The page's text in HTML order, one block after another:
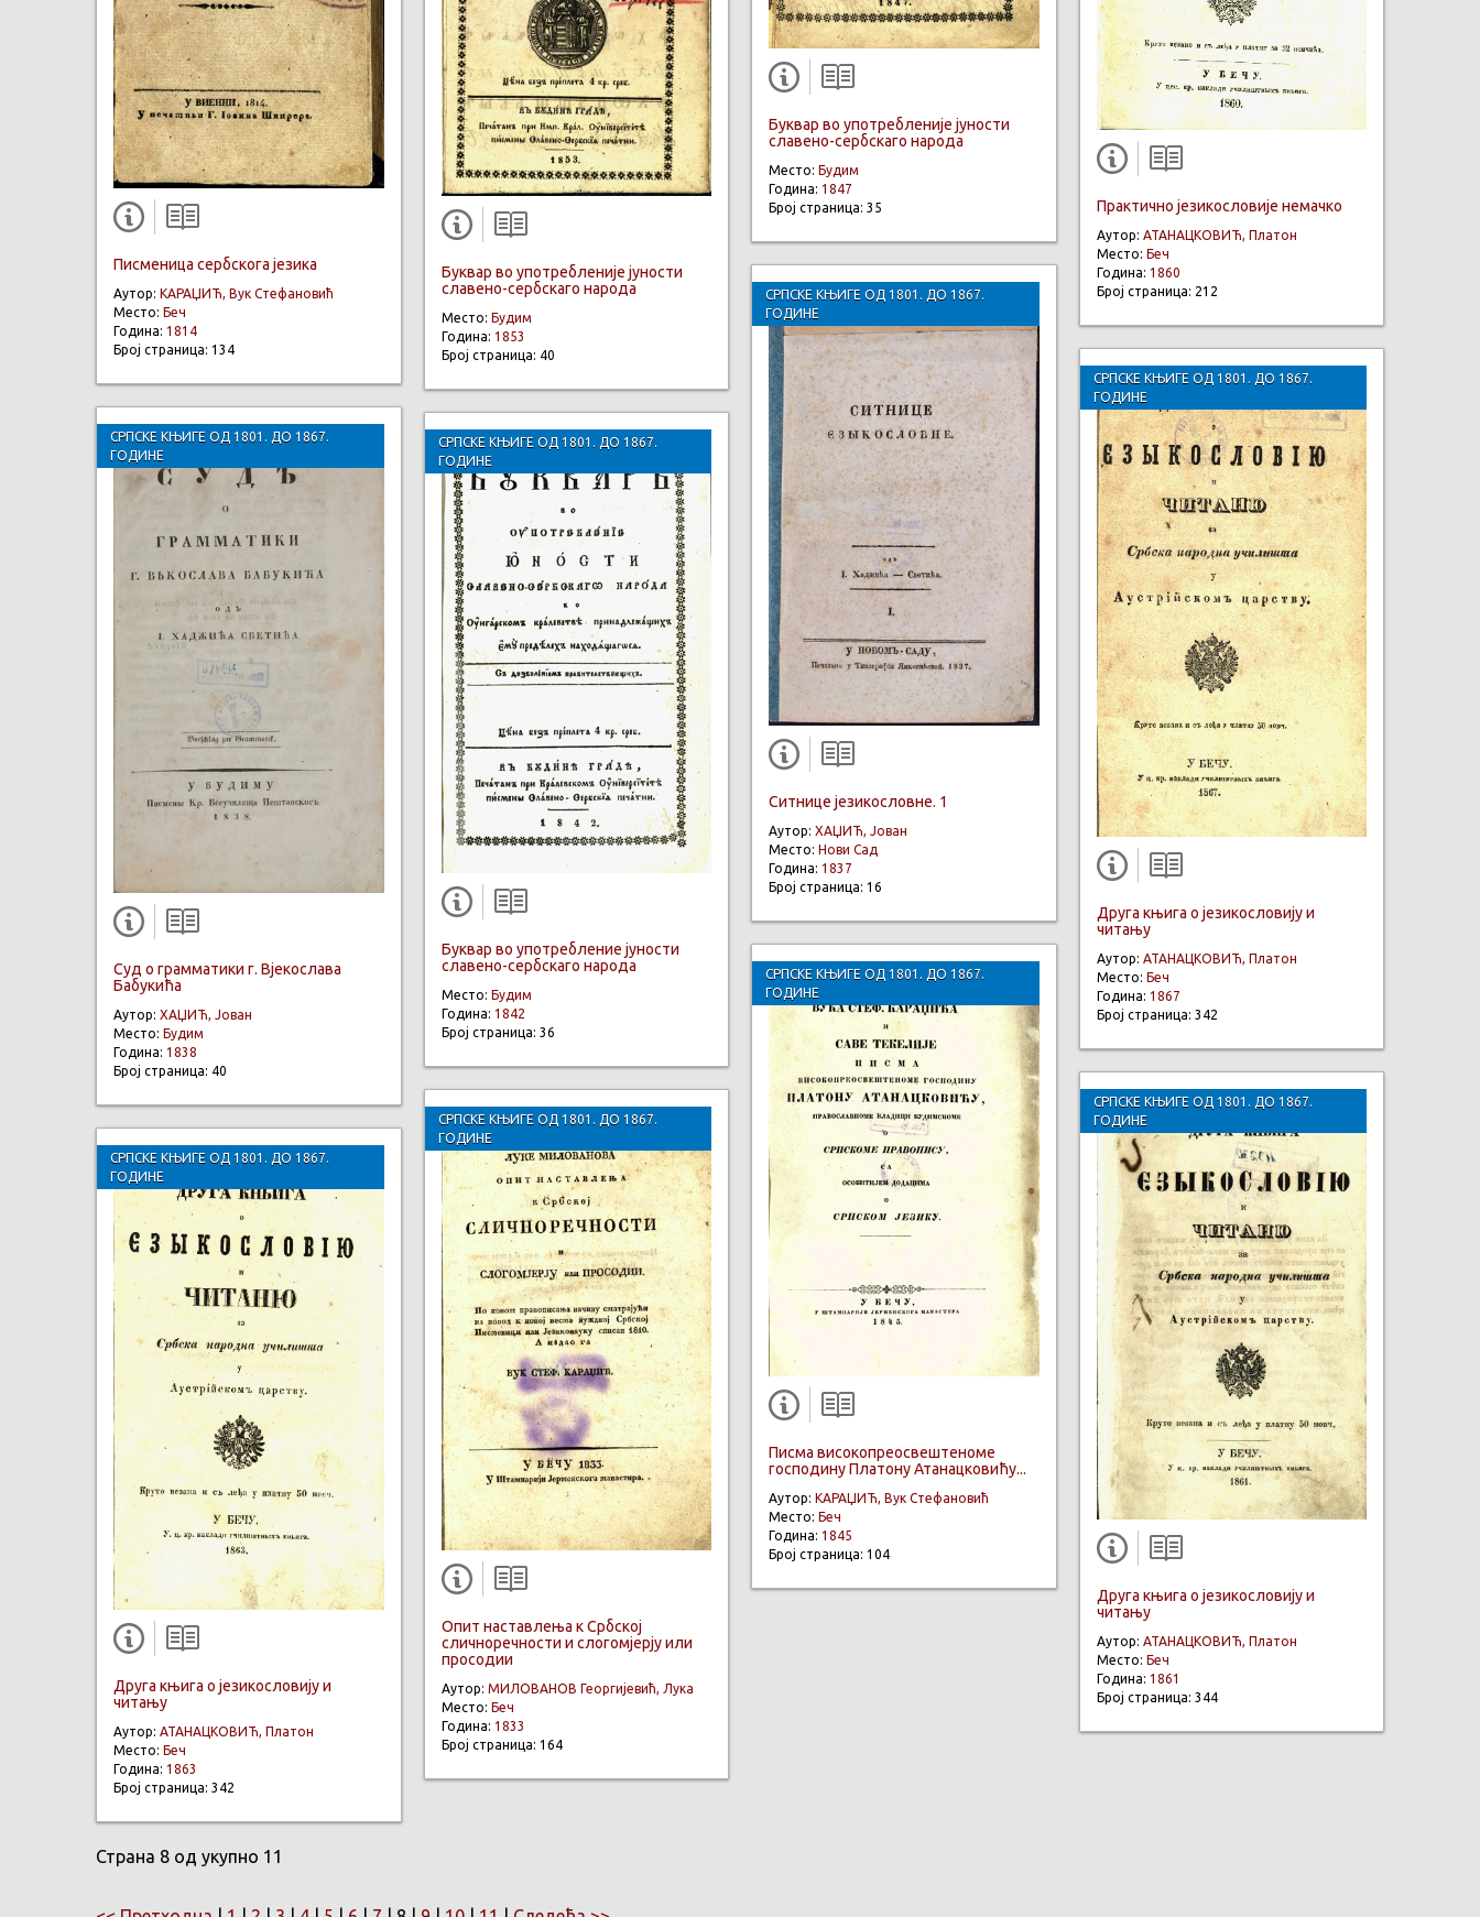
Писменица сербскога језика
Аутор: КАРАЏИЋ, Вук Стефановић
Место: Беч
Година: 1814
Број страница: 134
СРПСКЕ КЊИГЕ ОД 1801. ДО 1867.
ГОДИНЕ
Суд о грамматики г. Вјекослава
Бабукића
Аутор: ХАЏИЋ, Јован
Место: Будим
Година: 1838
Број страница: 40
СРПСКЕ КЊИГЕ ОД 1801. ДО 1867.
ГОДИНЕ
Друга књига о језикословију и
читању
Аутор: АТАНАЦКОВИЋ, Платон
Место: Беч
Година: 1863
Број страница: 342
Буквар во употребленије јуности
славено-сербскаго народа
Место: Будим
Година: 1853
Број страница: 40
СРПСКЕ КЊИГЕ ОД 1801. ДО 1867.
ГОДИНЕ
Буквар во употребление јуности
славено-сербскаго народа
Место: Будим
Година: 1842
Број страница: 36
СРПСКЕ КЊИГЕ ОД 1801. ДО 1867.
ГОДИНЕ
Опит наставлења к Србској
сличноречности и слогомјерју или
просодии
Аутор: МИЛОВАНОВ Георгијевић, Лука
Место: Беч
Година: 1833
Број страница: 164
Буквар во употребленије јуности
славено-сербскаго народа
Место: Будим
Година: 1847
Број страница: 35
СРПСКЕ КЊИГЕ ОД 1801. ДО 1867.
ГОДИНЕ
Ситнице језикословне. 1
Аутор: ХАЏИЋ, Јован
Место: Нови Сад
Година: 1837
Број страница: 16
СРПСКЕ КЊИГЕ ОД 1801. ДО 1867.
ГОДИНЕ
Писма високопреосвештеноме
господину Платону Атанацковићу...
Аутор: КАРАЏИЋ, Вук Стефановић
Место: Беч
Година: 1845
Број страница: 104
Практично језикословије немачко
Аутор: АТАНАЦКОВИЋ, Платон
Место: Беч
Година: 1860
Број страница: 212
СРПСКЕ КЊИГЕ ОД 1801. ДО 1867.
ГОДИНЕ
Друга књига о језикословију и
читању
Аутор: АТАНАЦКОВИЋ, Платон
Место: Беч
Година: 1867
Број страница: 342
СРПСКЕ КЊИГЕ ОД 1801. ДО 1867.
ГОДИНЕ
Друга књига о језикословију и
читању
Аутор: АТАНАЦКОВИЋ, Платон
Место: Беч
Година: 1861
Број страница: 344
Страна 8 од укупно 11